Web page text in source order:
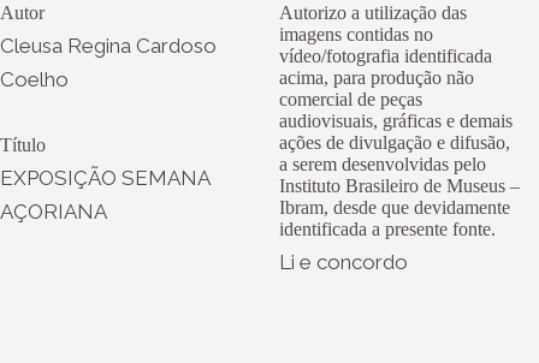
Autor
Cleusa Regina Cardoso
Coelho
Título
EXPOSIÇÃO SEMANA
AÇORIANA
Autorizo a utilização das
imagens contidas no
vídeo/fotografia identificada
acima, para produção não
comercial de peças
audiovisuais, gráficas e demais
ações de divulgação e difusão,
a serem desenvolvidas pelo
Instituto Brasileiro de Museus –
Ibram, desde que devidamente
identificada a presente fonte.
Li e concordo